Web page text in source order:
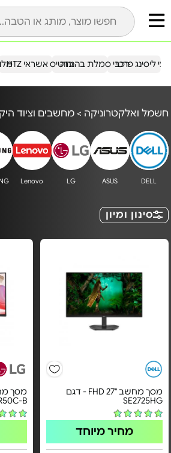
כרטיס אשראי HTZ ליסינג פרטירכבי סמלת בהנחה
חשמל ואלקטרוניקה > מחשבים וציוד
DELL
ASUS
LG
Lenovo
סינון ומיון
מסך מחשב "FHD 27 - דגם
SE2725HG
מחיר מיוחד
B